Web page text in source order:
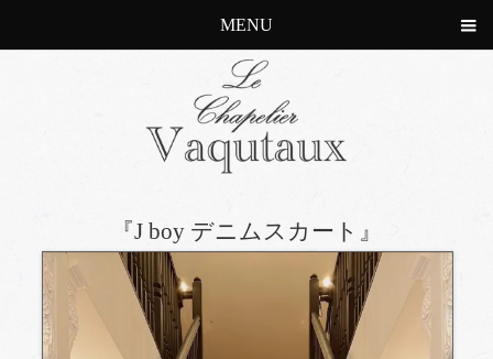
MENU
『J boy デニムスカート』